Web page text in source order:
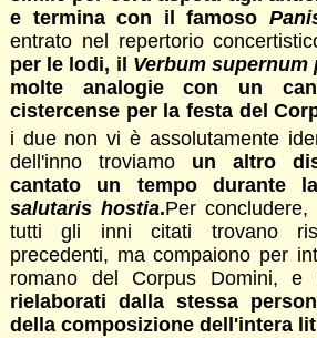
e termina con il famoso
entrato nel repertorio
per le lodi, il Verbum supernum
molte analogie con un
cistercense per la festa del
i due non vi è assolutamente
dell'inno troviamo un altro
cantato un tempo durante
salutaris hostia.Per
tutti gli inni citati trovano
precedenti, ma compaiono per
romano del Corpus Domini,
rielaborati dalla stessa
della composizione dell'intera